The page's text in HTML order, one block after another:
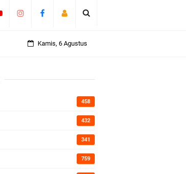
Kamis, 6 Agustus
458
432
341
759